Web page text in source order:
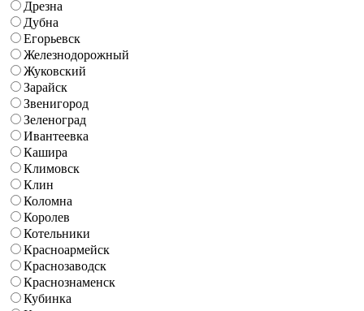
Дрезна
Дубна
Егорьевск
Железнодорожный
Жуковский
Зарайск
Звенигород
Зеленоград
Ивантеевка
Кашира
Климовск
Клин
Коломна
Королев
Котельники
Красноармейск
Краснозаводск
Краснознаменск
Кубинка